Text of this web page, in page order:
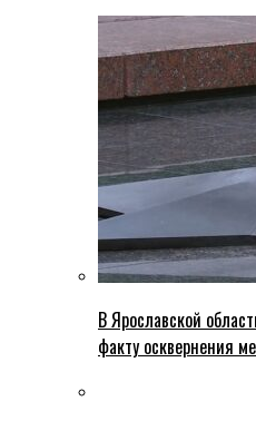
В Ярославской
факту осквернения